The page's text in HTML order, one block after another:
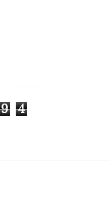
9 4